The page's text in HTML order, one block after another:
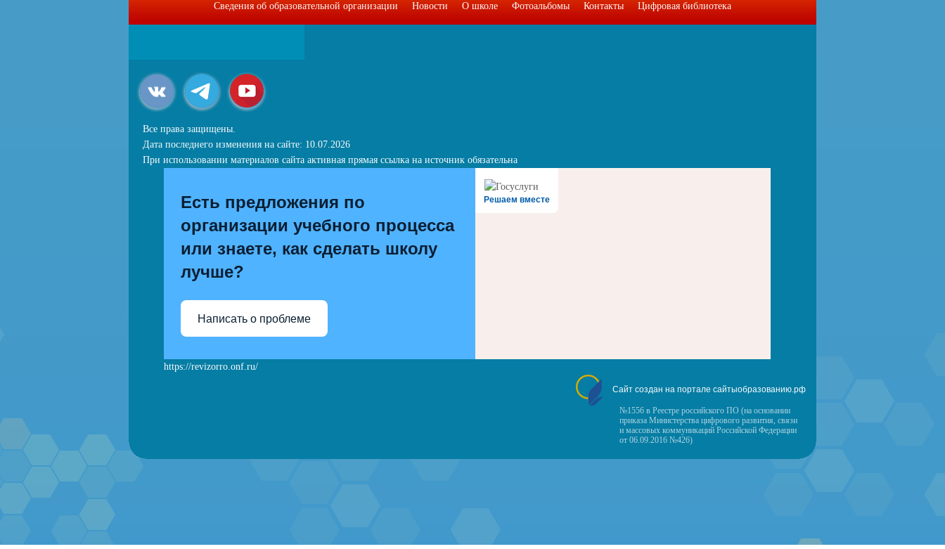
Сведения об образовательной организации Новости О школе Фотоальбомы Контакты Цифровая библиотека
Все права защищены.
Дата последнего изменения на сайте: 10.07.2026
При использовании материалов сайта активная прямая ссылка на источник обязательна
Решаем вместе
Есть предложения по
организации учебного процесса
или знаете, как сделать школу
лучше?
Написать о проблеме
https://revizorro.onf.ru/
Сайт создан на портале сайтыобразованию.рф
№1556 в Реестре российского ПО (на основании
приказа Министерства цифрового развития, связи
и массовых коммуникаций Российской Федерации
от 06.09.2016 №426)